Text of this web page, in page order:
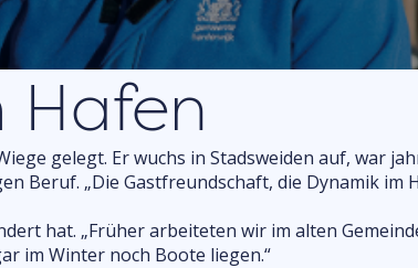
Hafen
gelegt. Er wuchs in Stadsweiden auf, war
Beruf. „Die Gastfreundschaft, die Dynamik im
hat. „Früher arbeiteten wir im alten
im Winter noch Boote liegen.“